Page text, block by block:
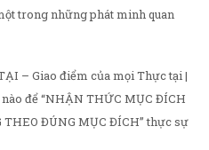
trong những phát minh quan
– Giao điểm của mọi Thực tại |
để “NHẬN THỨC MỤC ĐÍCH
THEO ĐÚNG MỤC ĐÍCH” thực sự